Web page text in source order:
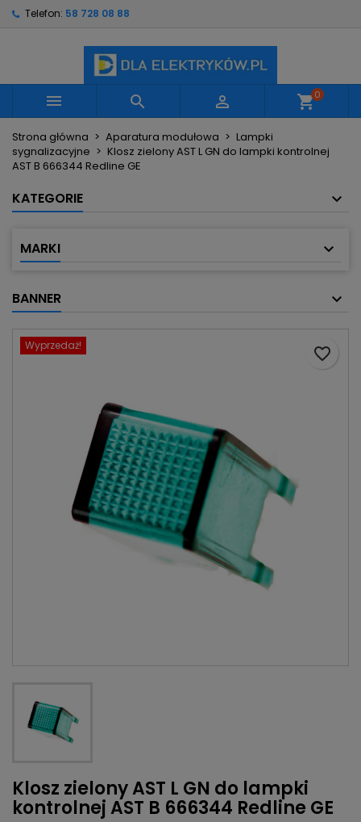
Telefon: 58 728 08 88
   shopping_cart0
Strona główna Aparatura modułowa
Lampki
sygnalizacyjne
Klosz zielony AST L GN do lampki kontrolnej
AST B 666344 Redline GE
KATEGORIE
MARKI
BANNER
Wyprzedaż!
Klosz zielony AST L GN do lampki
kontrolnej AST B 666344 Redline GE
favorite_border
Utwórz nową listę
Nazwa listy życzeń
Anuluj Utwórz listę życzeń
Musisz być zalogowany by zapisać produkty na
swojej liście życzeń.
Anuluj Zaloguj się